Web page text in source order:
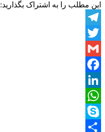
این مطلب را به اشتراک بگذارید:
Telegram
Twitter
Gmail
Facebook
LinkedIn
WhatsApp
Skype